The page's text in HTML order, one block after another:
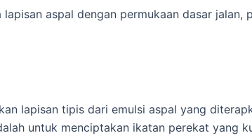
aspal dengan permukaan dasar
lapisan tipis dari emulsi aspal yang
untuk menciptakan ikatan perekat yang